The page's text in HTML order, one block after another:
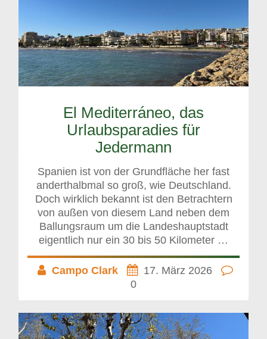
El Mediterráneo, das
Urlaubsparadies für
Jedermann
Spanien ist von der Grundfläche her fast
anderthalbmal so groß, wie Deutschland.
Doch wirklich bekannt ist den Betrachtern
von außen von diesem Land neben dem
Ballungsraum um die Landeshauptstadt
eigentlich nur ein 30 bis 50 Kilometer …
Campo Clark
17. März 2026
0